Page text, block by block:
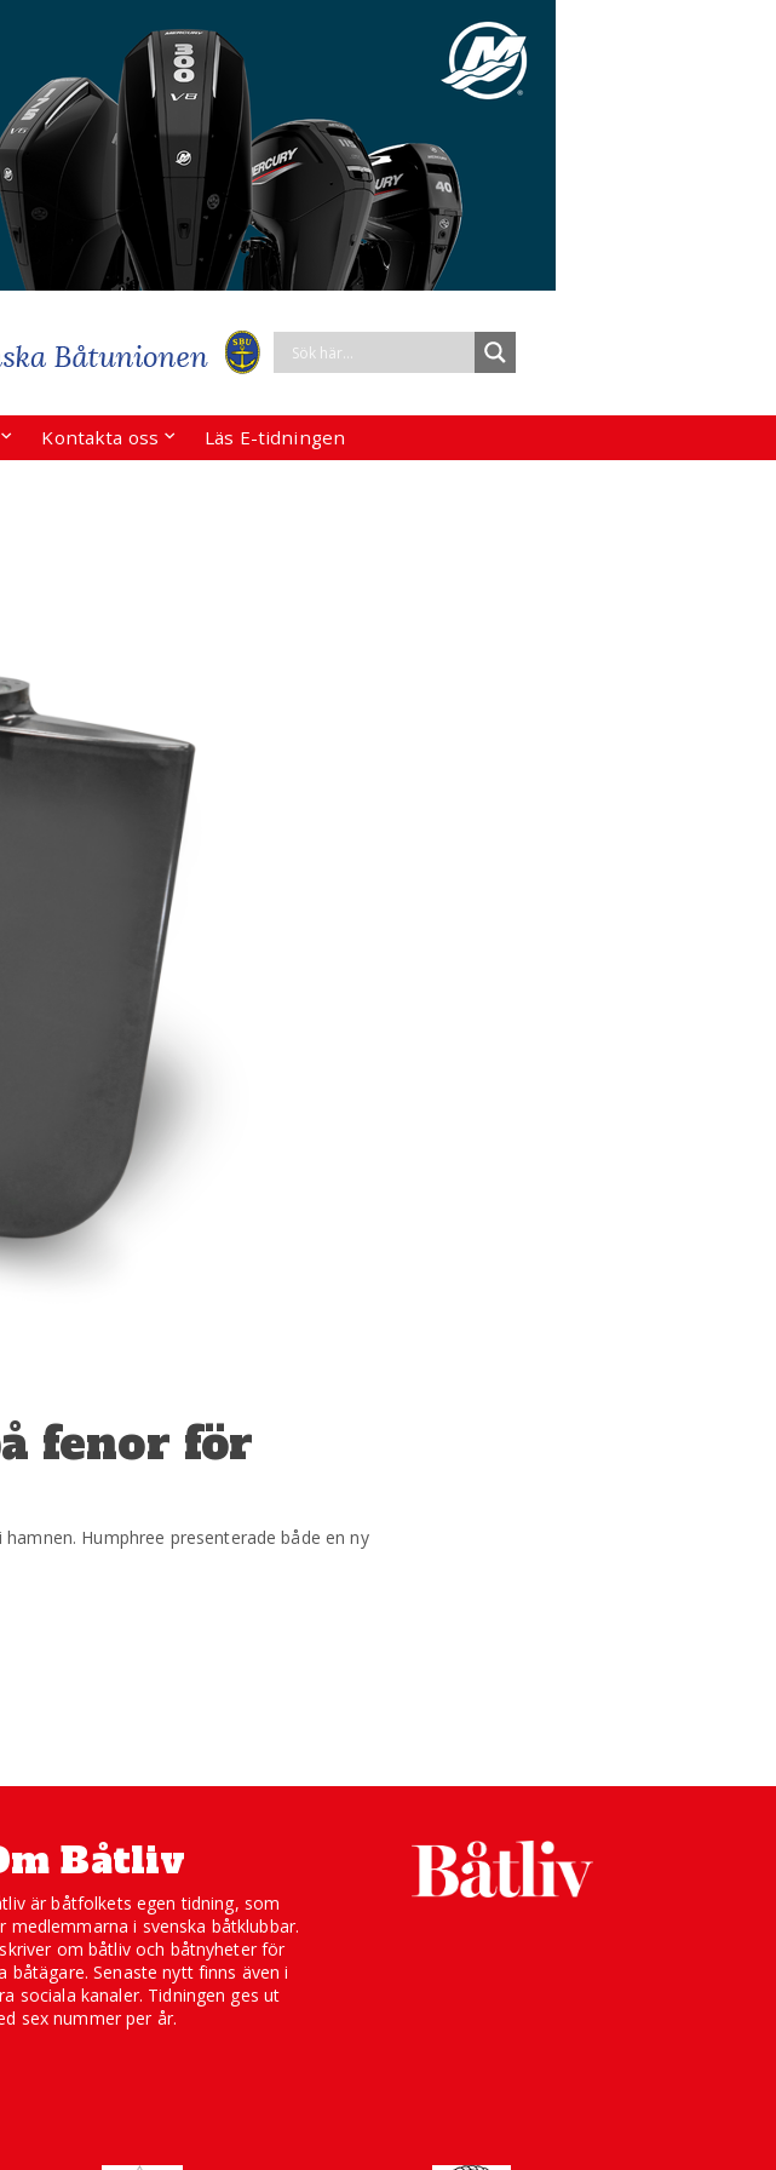
Kontakta oss Läs E-tidningen
fenor för
Humphree presenterade både en ny
Båtliv
är båtfolkets egen tidning, som
medlemmarna i svenska båtklubbar.
om båtliv och båtnyheter för
båtägare. Senaste nytt finns även i
sociala kanaler. Tidningen ges ut
sex nummer per år.